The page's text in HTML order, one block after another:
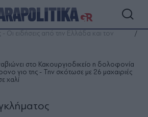
- Οι ειδήσεις από την Ελλάδα και τον
στο Κακουργιοδικείο η δολοφονία
γιο της - Την σκότωσε με 26 μαχαιριές
χαλί